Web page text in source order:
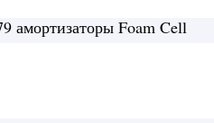
амортизаторы Foam Cell